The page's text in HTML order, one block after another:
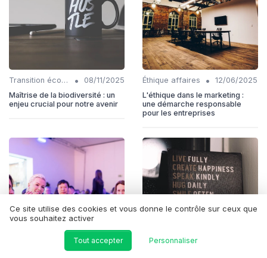
Transition écologique •
08/11/2025
Maîtrise de la biodiversité : un
enjeu crucial pour notre avenir
Éthique affaires •
12/06/2025
L'éthique dans le marketing :
une démarche responsable
pour les entreprises
Ce site utilise des cookies et vous donne le contrôle sur ceux que
vous souhaitez activer
Tout accepter Personnaliser